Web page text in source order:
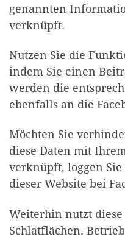
genannten
verknüpft.
Nutzen Sie die
indem Sie einen
werden die
ebenfalls an die
Möchten Sie
diese Daten mit
verknüpft, loggen Sie
dieser Website bei
Weiterhin nutzt
Schlatflächen.